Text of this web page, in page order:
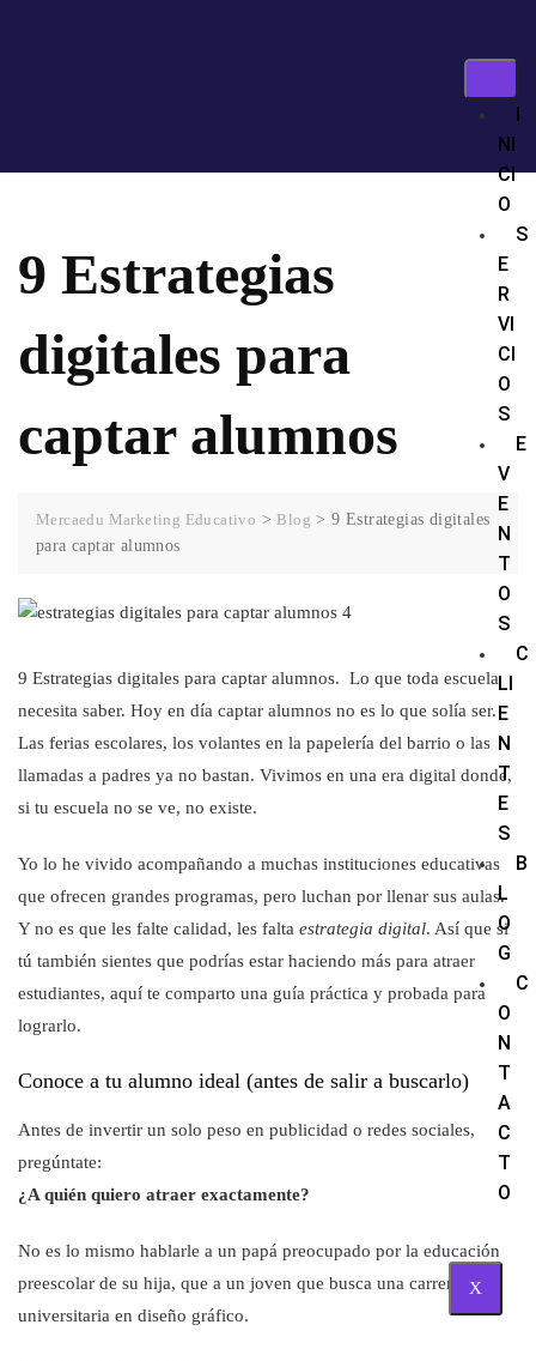
I
NI
CI
O
S
E
R
VI
CI
O
S
E
V
E
N
T
O
S
C
LI
E
N
T
E
S
B
L
O
G
C
O
N
T
A
C
T
O
X
9 Estrategias
digitales para
captar alumnos
Mercaedu Marketing Educativo > Blog >9 Estrategias digitales
para captar alumnos
9 Estrategias digitales para captar alumnos. Lo que toda escuela
necesita saber. Hoy en día captar alumnos no es lo que solía ser.
Las ferias escolares, los volantes en la papelería del barrio o las
llamadas a padres ya no bastan. Vivimos en una era digital donde,
si tu escuela no se ve, no existe.
Yo lo he vivido acompañando a muchas instituciones educativas
que ofrecen grandes programas, pero luchan por llenar sus aulas.
Y no es que les falte calidad, les falta estrategia digital. Así que si
tú también sientes que podrías estar haciendo más para atraer
estudiantes, aquí te comparto una guía práctica y probada para
lograrlo.
Conoce a tu alumno ideal (antes de salir a buscarlo)
Antes de invertir un solo peso en publicidad o redes sociales,
pregúntate:
¿A quién quiero atraer exactamente?
No es lo mismo hablarle a un papá preocupado por la educación
preescolar de su hija, que a un joven que busca una carrera
universitaria en diseño gráfico.